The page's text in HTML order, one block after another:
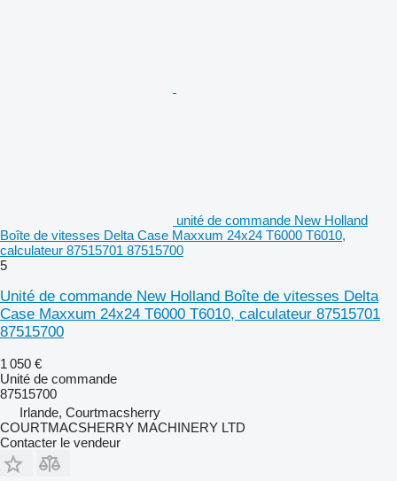
unité de commande New Holland
Boîte de vitesses Delta Case Maxxum 24x24 T6000 T6010,
calculateur 87515701 87515700
5
Unité de commande New Holland Boîte de vitesses Delta
Case Maxxum 24x24 T6000 T6010, calculateur 87515701
87515700
1 050 €
Unité de commande
87515700
Irlande, Courtmacsherry
COURTMACSHERRY MACHINERY LTD
Contacter le vendeur